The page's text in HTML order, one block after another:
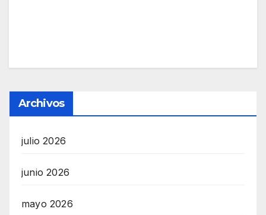
Archivos
julio 2026
junio 2026
mayo 2026